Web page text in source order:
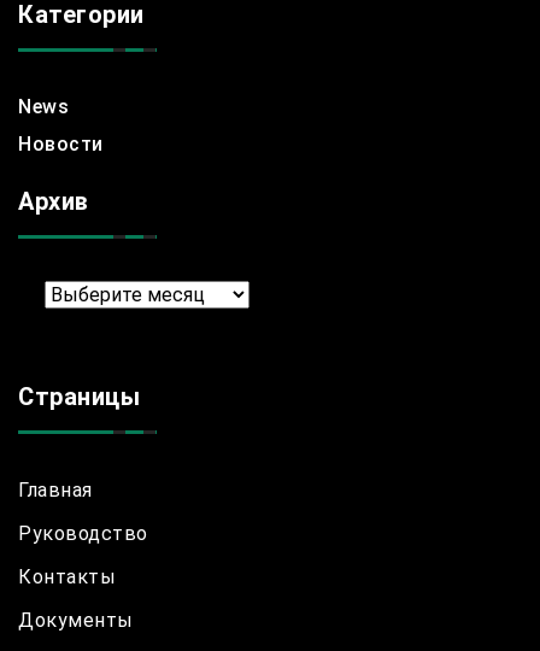
Категории
News
Новости
Архив
Архив
Страницы
Главная
Руководство
Контакты
Документы